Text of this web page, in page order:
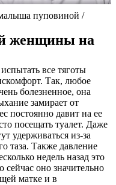
пуповиной /
женщины на
все тяготы
Так, любое
болезненное, она
замирает от
постоянно давит на ее
посещать туалет. Даже
удерживаться из-за
таза. Также давление
недель назад это
сейчас оно значительно
матке и в